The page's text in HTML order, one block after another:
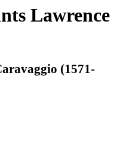
Lawrence
(1571-